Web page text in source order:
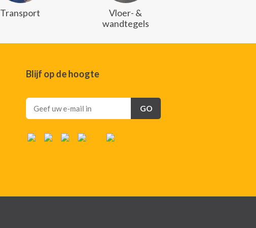
Transport
Vloer- &
wandtegels
Blijf op de hoogte